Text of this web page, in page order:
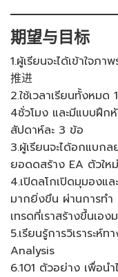
期望与目标
1.ผู้เรียนจะได้เข้าใจภ
推进
2.ใช้เวลาเรียนทั้งหม
4ชั่วโมง และมีแบบฝึก
สัปดาห์ละ 3 ข้อ
3.ผู้เรียนจะได้อกแบก
ยอดดสร้าง EA ตัวให
4.เปิดลโกเปิดมุมองแล
มากยิ่งขึน ผ่านการท
เทรดที่เราสร้างขึ้นเ
5.เรียนรู้การวิเราระห์
Analysis
6.101 ตัวอย่าง เพื่อน